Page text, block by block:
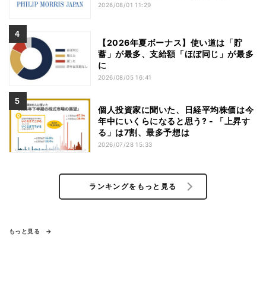
2026/08/01 11:29
【2026年夏ボーナス】使い道は「貯
蓄」が最多、支給額「ほぼ同じ」が最多
に
2026/08/05 16:41
個人投資家に聞いた、日経平均株価は今
年中にいくらになると思う? - 「上昇す
る」は7割、最多予想は
2026/07/28 15:33
ランキングをもっと見る
もっと見る